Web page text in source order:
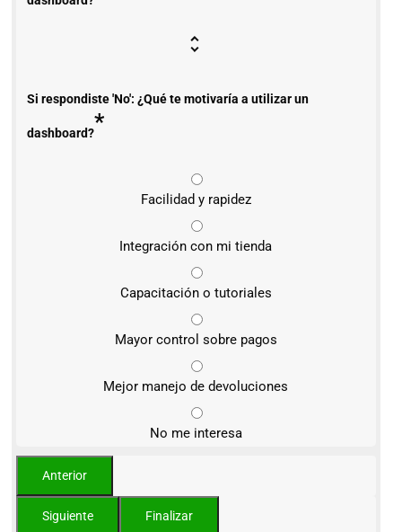
Si respondiste 'No': ¿Qué te motivaría a utilizar un
dashboard?*
Facilidad y rapidez
Integración con mi tienda
Capacitación o tutoriales
Mayor control sobre pagos
Mejor manejo de devoluciones
No me interesa